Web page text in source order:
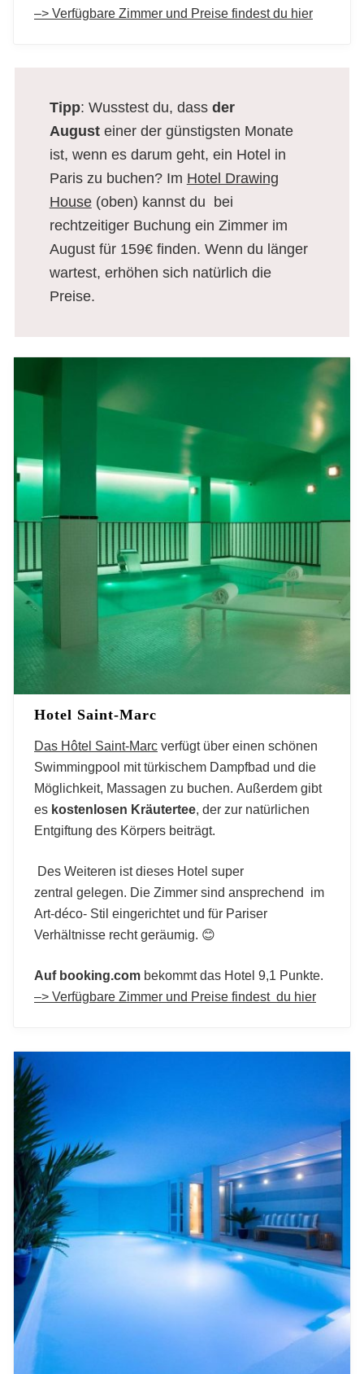
–> Verfügbare Zimmer und Preise findest du hier
Tipp: Wusstest du, dass der
Augusteiner der günstigsten Monate
ist, wenn es darum geht, ein Hotel in
Paris zu buchen? Im Hotel Drawing
House(oben) kannst du bei
rechtzeitiger Buchung ein Zimmer im
August für 159€ finden. Wenn du länger
wartest, erhöhen sich natürlich die
Preise.
Hotel Saint-Marc
Das Hôtel Saint-Marc verfügt über einen schönen
Swimmingpool mit türkischem Dampfbad und die
Möglichkeit, Massagen zu buchen. Außerdem gibt
es kostenlosen Kräutertee, der zur natürlichen
Entgiftung des Körpers beiträgt.
Des Weiteren ist dieses Hotel super
zentral gelegen. Die Zimmer sind ansprechend im
Art-déco- Stil eingerichtet und für Pariser
Verhältnisse recht geräumig. 😊
Auf booking.com bekommt das Hotel 9,1 Punkte.
–> Verfügbare Zimmer und Preise findest du hier